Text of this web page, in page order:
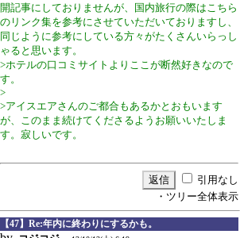
開記事にしておりませんが、国内旅行の際はこちら
のリンク集を参考にさせていただいておりますし、
同じように参考にしている方々がたくさんいらっし
ゃると思います。
>ホテルの口コミサイトよりここが断然好きなので
す。
>
>アイスエアさんのご都合もあるかとおもいます
が、このまま続けてくださるようお願いいたしま
す。寂しいです。
引用なし
・ツリー全体表示
【47】Re:年内に終わりにするかも。